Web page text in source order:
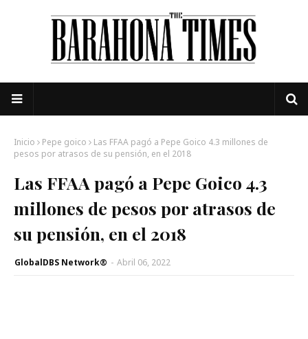
Inicio Pepe goico
Las FFAA pagó a Pepe Goico 4.3 millones de
pesos por atrasos de su pensión, en el 2018
Las FFAA pagó a Pepe Goico 4.3
millones de pesos por atrasos de
su pensión, en el 2018
GlobalDBS Network® - Abril 06, 2022